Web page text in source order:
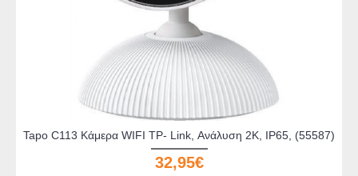
Tapo C113 Κάμερα WIFI TP- Link, Ανάλυση 2Κ, IP65, (55587)
32,95€